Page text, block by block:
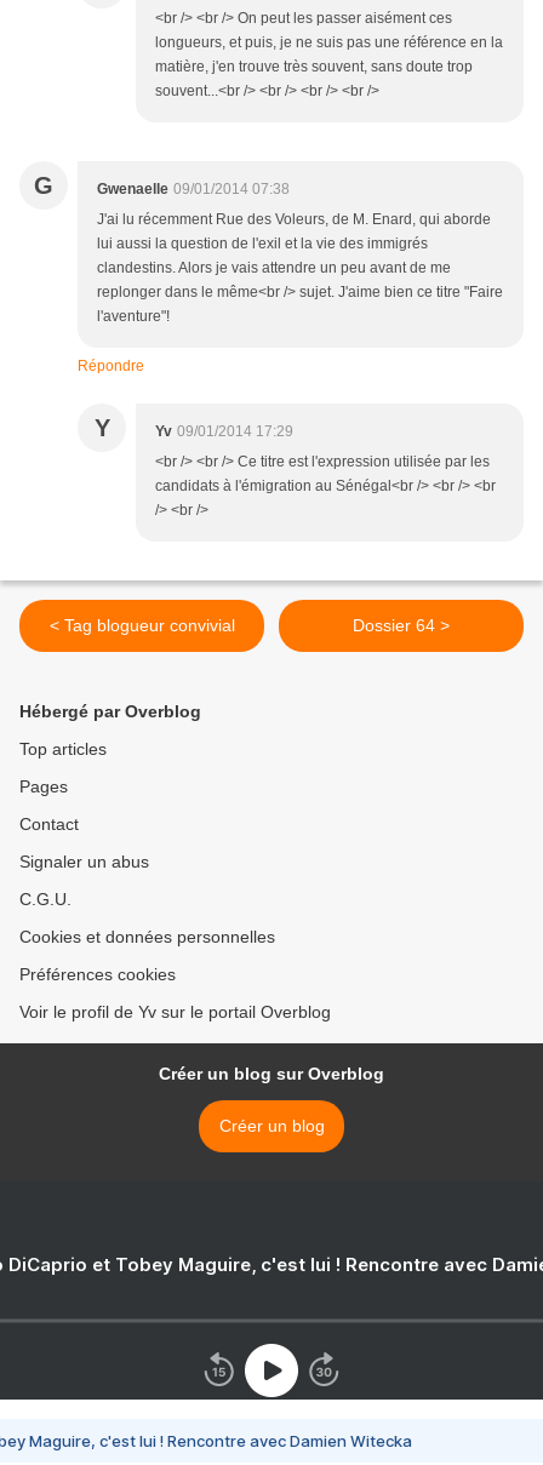
<br /> <br /> On peut les passer aisément ces
longueurs, et puis, je ne suis pas une référence en la
matière, j'en trouve très souvent, sans doute trop
souvent...<br /> <br /> <br /> <br />
G Gwenaelle 09/01/2014 07:38
J'ai lu récemment Rue des Voleurs, de M. Enard, qui aborde
lui aussi la question de l'exil et la vie des immigrés
clandestins. Alors je vais attendre un peu avant de me
replonger dans le même<br /> sujet. J'aime bien ce titre "Faire
l'aventure"!
Répondre
Y Yv 09/01/2014 17:29
<br /> <br /> Ce titre est l'expression utilisée par les
candidats à l'émigration au Sénégal<br /> <br /> <br
/> <br />
< Tag blogueur convivial Dossier 64 >
Hébergé par Overblog
Top articles
Pages
Contact
Signaler un abus
C.G.U.
Cookies et données personnelles
Préférences cookies
Voir le profil de Yv sur le portail Overblog
Créer un blog sur Overblog
Créer un blog
DiCaprio et Tobey Maguire, c'est lui ! Rencontre avec
Maguire, c'est lui ! Rencontre avec Damien Witecka